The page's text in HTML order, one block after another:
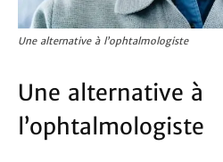
Une alternative à l’ophtalmologiste
Une alternative à
l’ophtalmologiste